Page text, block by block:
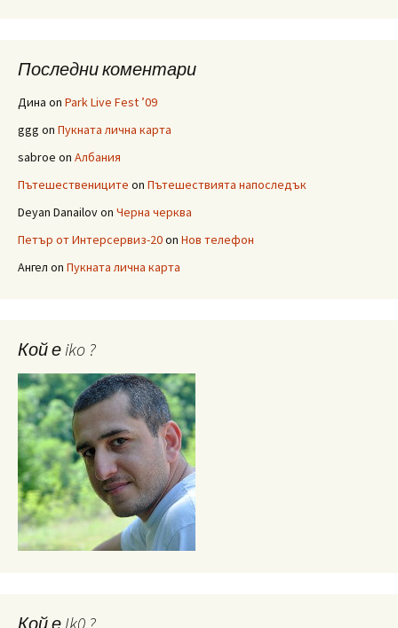
Последни коментари
Дина on Park Live Fest ’09
ggg on Пукната лична карта
sabroe on Албания
Пътешествениците on Пътешествията напоследък
Deyan Danailovon Черна черква
Петър от Интерсервиз-20on Нов телефон
Ангел on Пукната лична карта
Кой е iko ?
Кой е Ik0 ?